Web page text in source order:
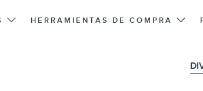
HERRAMIENTAS DE COMPRA